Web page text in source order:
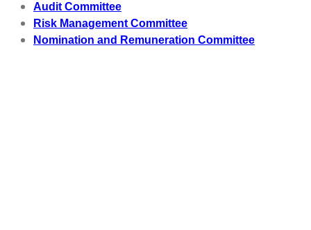
Audit Committee
Risk Management Committee
Nomination and Remuneration Committee